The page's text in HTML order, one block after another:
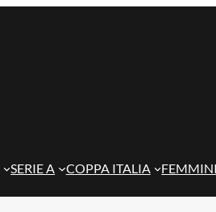
SERIE A COPPA ITALIA